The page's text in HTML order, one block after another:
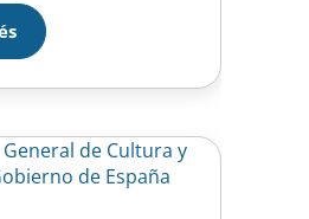
recepció del CEM
no competitiva,
9:00h a la porta